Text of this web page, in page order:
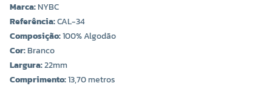
Marca:NYBC
Referência:CAL-34
Composição:100% Algodão
Cor:Branco
Largura:22mm
Comprimento:13,70 metros